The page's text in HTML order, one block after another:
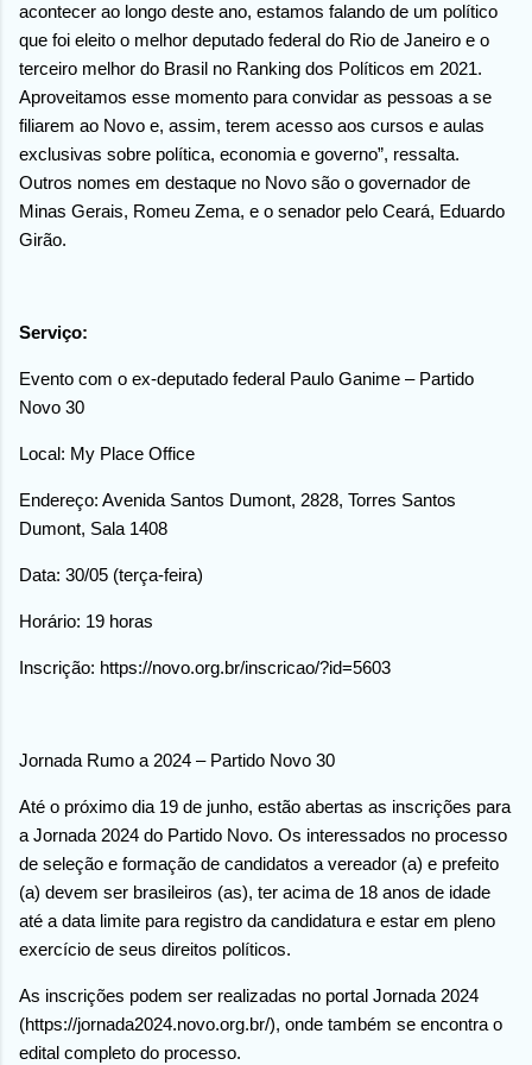
acontecer ao longo deste ano, estamos falando de um político
que foi eleito o melhor deputado federal do Rio de Janeiro e o
terceiro melhor do Brasil no Ranking dos Políticos em 2021.
Aproveitamos esse momento para convidar as pessoas a se
filiarem ao Novo e, assim, terem acesso aos cursos e aulas
exclusivas sobre política, economia e governo”, ressalta.
Outros nomes em destaque no Novo são o governador de
Minas Gerais, Romeu Zema, e o senador pelo Ceará, Eduardo
Girão.
Serviço:
Evento com o ex-deputado federal Paulo Ganime – Partido
Novo 30
Local: My Place Office
Endereço: Avenida Santos Dumont, 2828, Torres Santos
Dumont, Sala 1408
Data: 30/05 (terça-feira)
Horário: 19 horas
Inscrição: https://novo.org.br/inscricao/?id=5603
Jornada Rumo a 2024 – Partido Novo 30
Até o próximo dia 19 de junho, estão abertas as inscrições para
a Jornada 2024 do Partido Novo. Os interessados no processo
de seleção e formação de candidatos a vereador (a) e prefeito
(a) devem ser brasileiros (as), ter acima de 18 anos de idade
até a data limite para registro da candidatura e estar em pleno
exercício de seus direitos políticos.
As inscrições podem ser realizadas no portal Jornada 2024
(https://jornada2024.novo.org.br/), onde também se encontra o
edital completo do processo.